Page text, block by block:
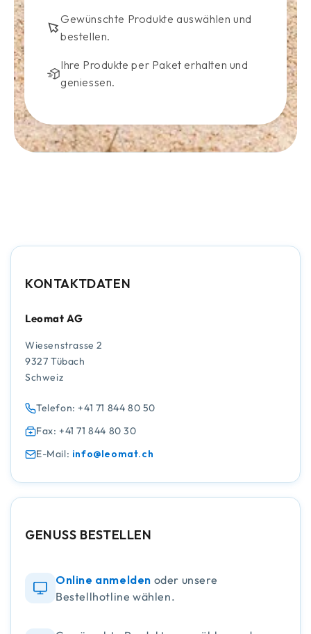
Gewünschte Produkte auswählen und
bestellen.
Ihre Produkte per Paket erhalten und
geniessen.
KONTAKTDATEN
Leomat AG
Wiesenstrasse 2
9327 Tübach
Schweiz
Telefon: +41 71 844 80 50
Fax: +41 71 844 80 30
E-Mail: info@leomat.ch
GENUSS BESTELLEN
Online anmelden oder unsere
Bestellhotline wählen.